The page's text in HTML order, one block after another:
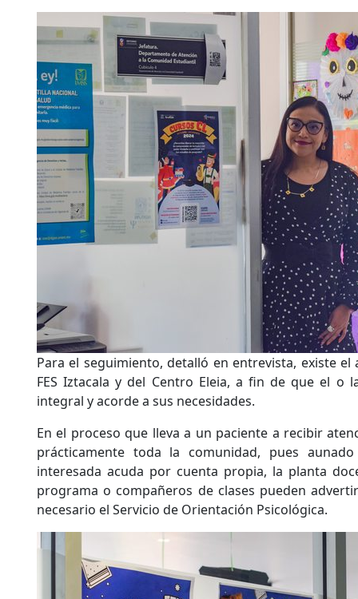
Para el seguimiento, detalló en entrevista, existe el
FES Iztacala y del Centro Eleia, a fin de que el o
integral y acorde a sus necesidades.
En el proceso que lleva a un paciente a recibir
prácticamente toda la comunidad, pues
interesada acuda por cuenta propia, la planta
programa o compañeros de clases pueden
necesario el Servicio de Orientación Psicológica.